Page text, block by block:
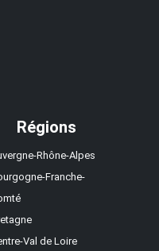
Régions
Rhône-Alpes
Franche-
Val de Loire